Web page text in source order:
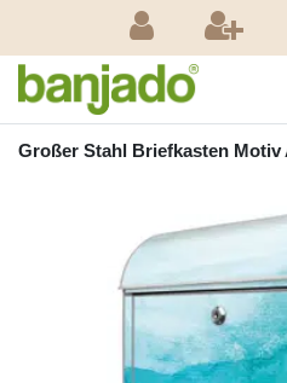
Großer Stahl Briefkasten Motiv